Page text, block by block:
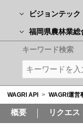
ビジョンテック
福岡県農林業総
キーワード検索
WAGRI API > WAGRI運営
概要 リクエス